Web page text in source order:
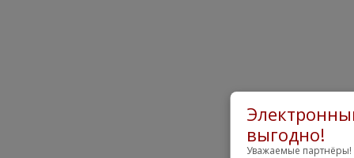
выгодно!
Уважаемые партнёры!